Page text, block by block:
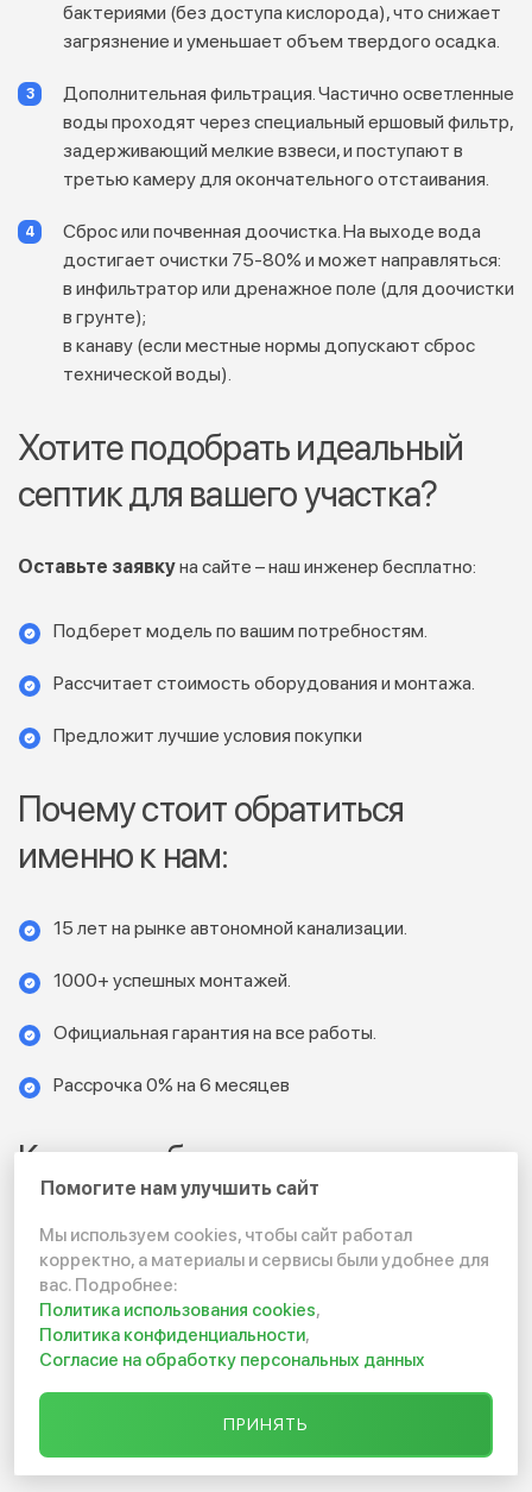
бактериями (без доступа кислорода), что снижает
загрязнение и уменьшает объем твердого осадка.
Дополнительная фильтрация. Частично осветленные
воды проходят через специальный ершовый фильтр,
задерживающий мелкие взвеси, и поступают в
третью камеру для окончательного отстаивания.
Сброс или почвенная доочистка. На выходе вода
достигает очистки 75-80% и может направляться:
в инфильтратор или дренажное поле (для доочистки
в грунте);
в канаву (если местные нормы допускают сброс
технической воды).
Хотите подобрать идеальный
септик для вашего участка?
Оставьте заявкуна сайте – наш инженер бесплатно:
Подберет модель по вашим потребностям.
Рассчитает стоимость оборудования и монтажа.
Предложит лучшие условия покупки
Почему стоит обратиться
именно к нам:
15 лет на рынке автономной канализации.
1000+ успешных монтажей.
Официальная гарантия на все работы.
Рассрочка 0% на 6 месяцев
Как мы работаем:
Вы оставляете заявку или звоните.
Специалист выезжает на участок (бесплатно).
Получаете 3 варианта решения под ваш бюджет.
Заключаем договор с фиксированной ценой.
Помогите нам улучшить сайт
Мы используем cookies, чтобы сайт работал
корректно, а материалы и сервисы были удобнее для
вас. Подробнее:
Политика использования cookies,
Политика конфиденциальности,
Согласие на обработку персональных данных
ПРИНЯТЬ